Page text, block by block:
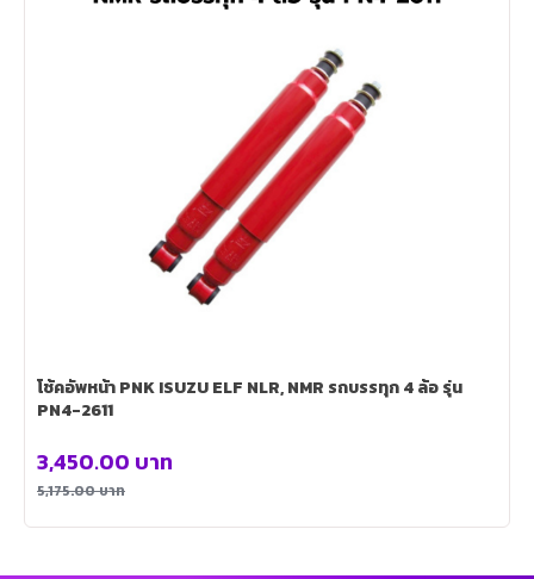
โช้คอัพหน้า PNK ISUZU ELF NLR, NMR รถบรรทุก 4 ล้อ รุ่น
PN4-2611
5,175.00บาท
3,450.00 บาท